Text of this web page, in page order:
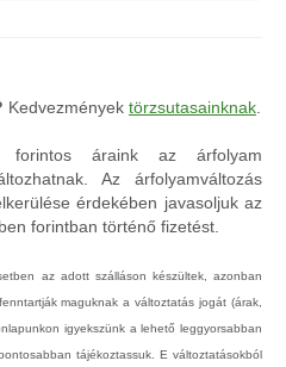
Kedvezmények törzsutasainknak.
forintos áraink az árfolyam
Az árfolyamváltozás
érdekében javasoljuk az
forintban történő fizetést.
az adott szálláson készültek, azonban
maguknak a változtatás jogát (árak,
igyekszünk a lehető leggyorsabban
tájékoztassuk. E változtatásokból